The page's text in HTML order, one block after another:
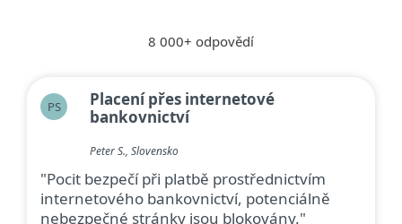
8 000+ odpovědí
Placení přes internetové
bankovnictví
PS
Peter S., Slovensko
"Pocit bezpečí při platbě prostřednictvím
internetového bankovnictví, potenciálně
nebezpečné stránky jsou blokovány."